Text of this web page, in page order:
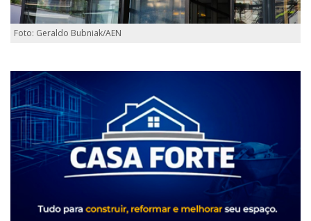
Foto: Geraldo Bubniak/AEN